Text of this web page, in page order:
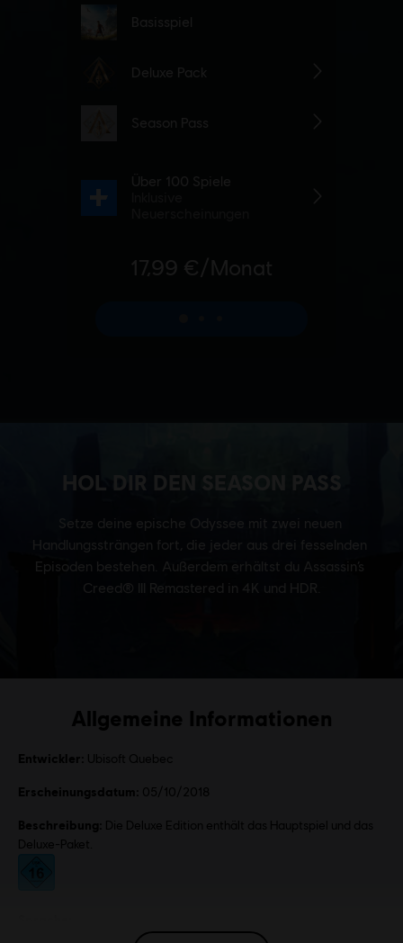
Allgemeine Informationen
Entwickler: Ubisoft Quebec
Erscheinungsdatum: 05/10/2018
Beschreibung: Die Deluxe Edition enthält das Hauptspiel und das
Deluxe-Paket.
English (Audio, Interface, Untertitel)